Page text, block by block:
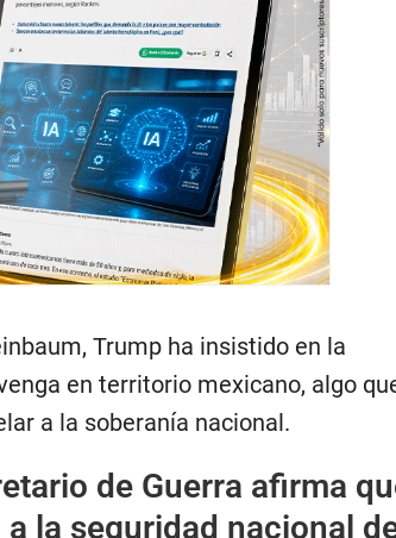
Trump ha insistido en la
en territorio mexicano, algo
a la soberanía nacional.
de Guerra afirma
la seguridad nacional